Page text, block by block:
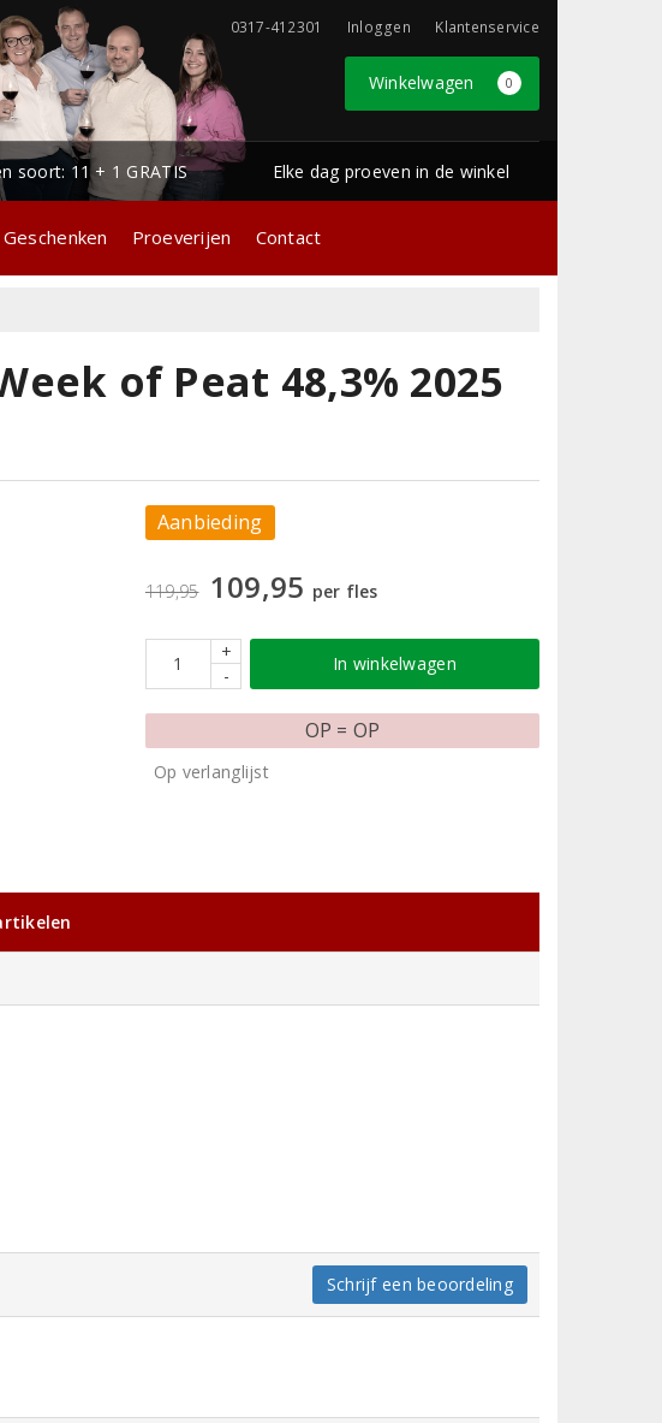
0317-412301 Inloggen Klantenservice
Winkelwagen 0
soort: 11 + 1 GRATIS Elke dag proeven in de winkel
Geschenken Proeverijen Contact
of Peat 48,3% 2025
Aanbieding
119,95 109,95 per fles
+
-
In winkelwagen
OP = OP
Op verlanglijst
Schrijf een beoordeling